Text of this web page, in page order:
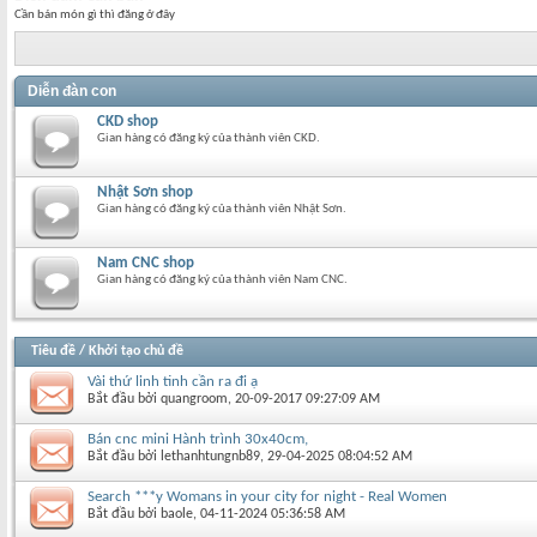
Cần bán món gì thì đăng ở đây
Diễn đàn con
CKD shop
Gian hàng có đăng ký của thành viên CKD.
Nhật Sơn shop
Gian hàng có đăng ký của thành viên Nhật Sơn.
Nam CNC shop
Gian hàng có đăng ký của thành viên Nam CNC.
Tiêu đề / Khởi tạo chủ đề
Vài thứ linh tinh cần ra đi ạ
Bắt đầu bởi quangroom‎, 20-09-2017 09:27:09 AM
Bán cnc mini Hành trình 30x40cm,
Bắt đầu bởi lethanhtungnb89‎, 29-04-2025 08:04:52 AM
Search ***y Womans in your city for night - Real Women
Bắt đầu bởi baole‎, 04-11-2024 05:36:58 AM